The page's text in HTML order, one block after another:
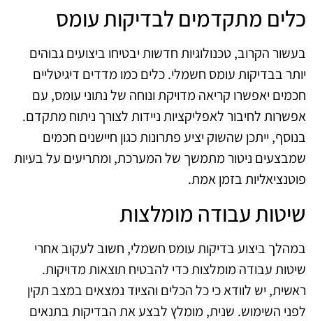
כלים מתקדמים לבדיקות עומס
בעשור הקרוב, טכנולוגיות חדשות יבטיחו ביצועים גבוהים
יותר בבדיקות עומס חשמלי. כלים כמו מדדים דיגיטליים
חכמים יאפשרו קריאה מדויקת ונוחה של נתוני עומס, עם
אפשרות לחיבור לאפליקציות ניידות לצורך ניתוח מתקדם.
בנוסף, ייתכן שהשוק יציע פתרונות כגון חיישנים חכמים
שמבצעים ניטור מתמשך של המערכת, ומתריעים על בעיות
פוטנציאליות בזמן אמת.
שיטות עבודה מומלצות
במהלך ביצוע בדיקות עומס חשמלי, חשוב לעקוב אחרי
שיטות עבודה מומלצות כדי להבטיח תוצאות מדויקות.
ראשית, יש לוודא כי כל הכלים והציוד נמצאים במצב תקין
לפני השימוש. שנית, מומלץ לבצע את הבדיקות בתנאים